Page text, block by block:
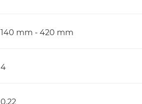
140 mm - 420 mm
4
0,22